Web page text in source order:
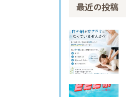
最近の投稿